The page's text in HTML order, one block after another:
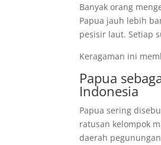
Banyak orang
Papua jauh lebih
pesisir laut. Setiap
Keragaman ini
Papua
Indonesia
Papua sering
ratusan kelompok
daerah